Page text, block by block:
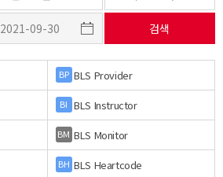
BP BLS Provider
BI BLS Instructor
BM BLS Monitor
BH BLS Heartcode